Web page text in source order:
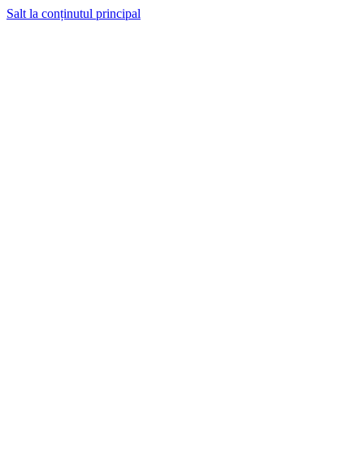
Salt la conținutul principal